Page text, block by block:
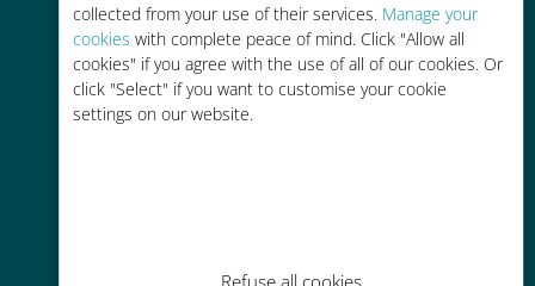
collected from your use of their services. Manage your
cookies with complete peace of mind. Click "Allow all
cookies" if you agree with the use of all of our cookies. Or
click "Select" if you want to customise your cookie
settings on our website.
Refuse all cookies
Kolay doldurma
Ubigi uygulaması aracılığıyla her